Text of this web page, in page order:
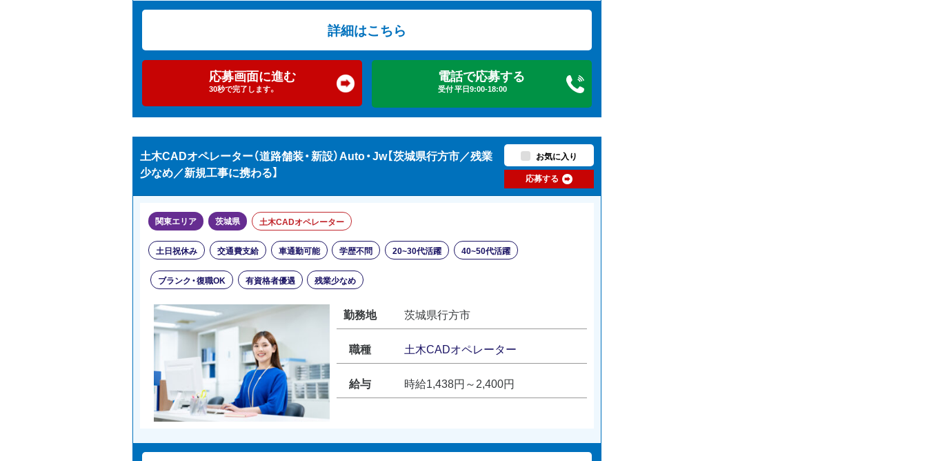
詳細はこちら
応募画面に進む
30秒で完了します。
電話で応募する
受付 平日9:00-18:00
土木CADオペレーター（道路舗装・新設）Auto・Jw【茨城県行方市／残業
少なめ／新規工事に携わる】
お気に入り
応募する
関東エリア 茨城県 土木CADオペレーター
土日祝休み 交通費支給 車通勤可能 学歴不問 20~30代活躍 40~50代活躍
ブランク・復職OK 有資格者優遇 残業少なめ
勤務地 茨城県行方市
職種 土木CADオペレーター
給与 時給1,438円～2,400円